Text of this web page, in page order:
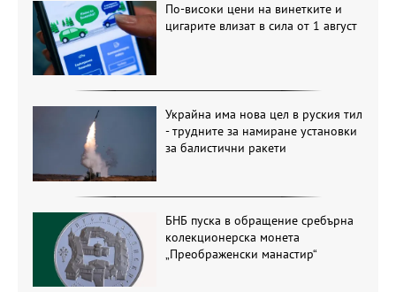
По-високи цени на винетките и
цигарите влизат в сила от 1 август
Украйна има нова цел в руския тил
- трудните за намиране установки
за балистични ракети
БНБ пуска в обращение сребърна
колекционерска монета
„Преображенски манастир“